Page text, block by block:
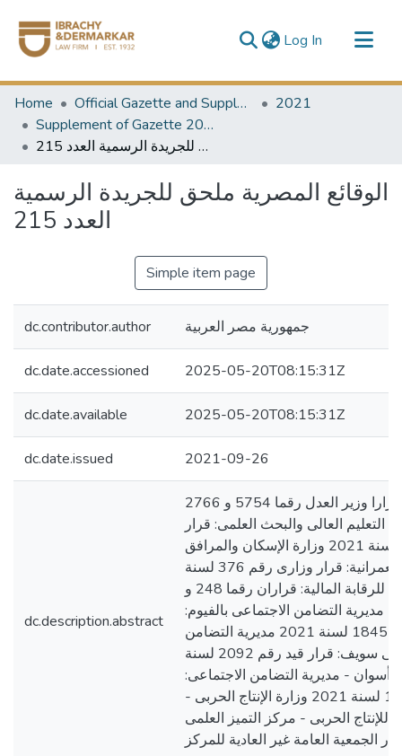
Log In (current)
Communities & Collections
All of DSpace
Home Official Gazette and Supplement
2021
Supplement of Gazette 2021
الوقائع المصرية ملحق للجريدة الرسمية العدد 215
الوقائع المصرية ملحق للجريدة الرسمية
العدد 215
Simple item page
dc.contributor.author جمهورية مصر العربية
dc.date.accessioned 2025-05-20T08:15:31Z
dc.date.available 2025-05-20T08:15:31Z
dc.date.issued 2021-09-26
dc.description.abstract
وزارة العدل: قرارا وزير العدل رقما 5754 و 2766
وزارة التعليم العالى والبحث العلمى: قرار
وزارى رقم 5412 لسنة 2021 وزارة الإسكان والمرافق
والمجتمعات العمرانية: قرار وزارى رقم 376 لسنة
2021 الهيئة العامة للرقابة المالية: قراران رقما 248 و
1264 لسنة 2021 مديرية التضامن الاجتماعى بالفيوم:
قرار قيد رقم 1845 لسنة 2021 مديرية التضامن
الاجتماعى ببنى سويف: قرار قيد رقم 2092 لسنة
أسوان - مديرية التضامن الاجتماعى:
قرار تعديل رقم 1 لسنة 2021 وزارة الإنتاج الحربى -
للإنتاج الحربى - مركز التميز العلمى
الجمعية العامة غير العادية للمركز